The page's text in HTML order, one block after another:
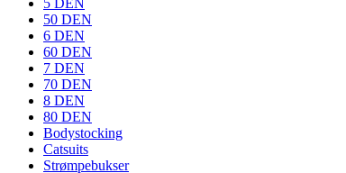
5 DEN
50 DEN
6 DEN
60 DEN
7 DEN
70 DEN
8 DEN
80 DEN
Bodystocking
Catsuits
Strømpebukser